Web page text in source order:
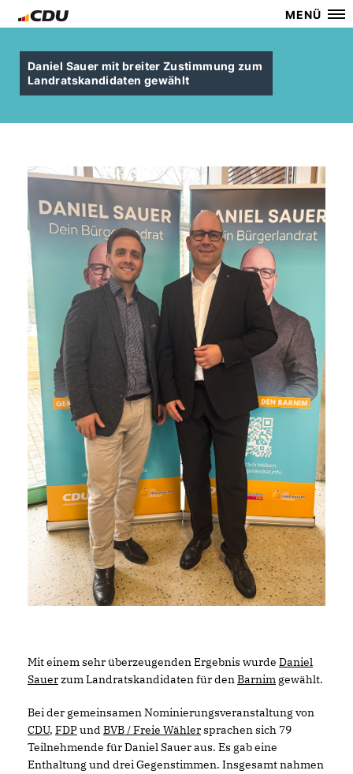
MENÜ
Daniel Sauer mit breiter Zustimmung zum
Landratskandidaten gewählt
Mit einem sehr überzeugenden Ergebnis wurde Daniel
Sauerzum Landratskandidaten für denBarnim gewählt.
Bei der gemeinsamen Nominierungsveranstaltung von
CDU, FDP und BVB / Freie Wählersprachen sich 79
Teilnehmende für Daniel Sauer aus. Es gab eine
Enthaltung und drei Gegenstimmen. Insgesamt nahmen